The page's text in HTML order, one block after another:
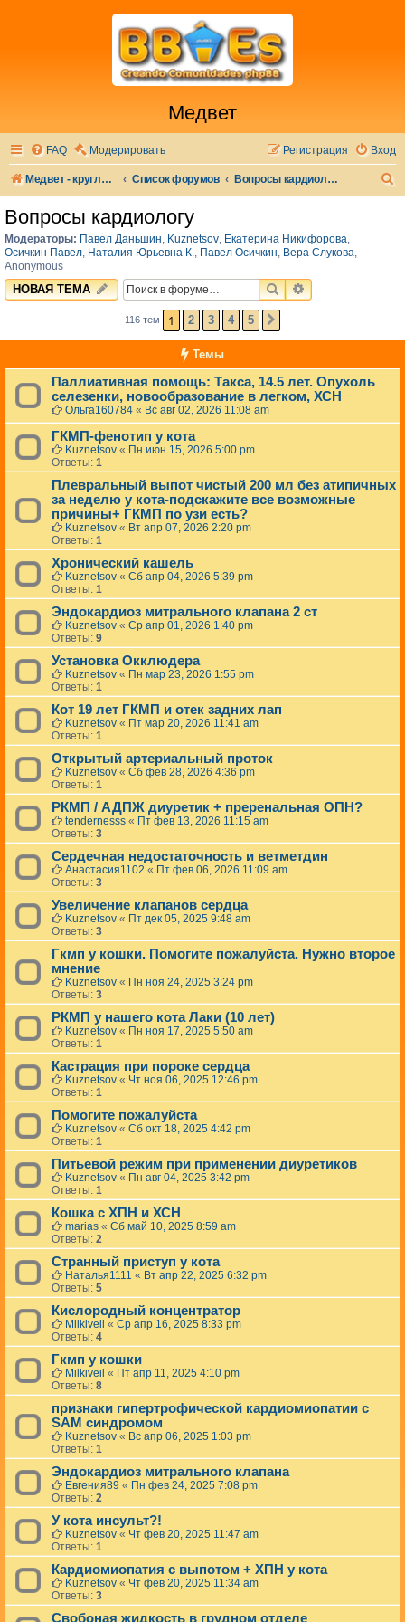
Медвет
FAQ Модерировать Вход
Регистрация
Медвет - круглосуточная ветеринарная клиника в Москве Список форумов Вопросы кардиологу
Вопросы кардиологу
Модераторы: Павел Даньшин, Kuznetsov, Екатерина Никифорова,
Осичкин Павел, Наталия Юрьевна К., Павел Осичкин, Вера Слукова,
Anonymous
НОВАЯ ТЕМА ПОИСКРАСШИРЕННЫЙ
116 тем 1 2 3 4 5
Темы
Паллиативная помощь: Такса, 14.5 лет. Опухоль
селезенки, новообразование в легком, ХСН
Ольга160784 « Вс авг 02, 2026 11:08 am
ГКМП-фенотип у кота
Kuznetsov « Пн июн 15, 2026 5:00 pm
Ответы: 1
Плевральный выпот чистый 200 мл без атипичных
за неделю у кота-подскажите все возможные
причины+ ГКМП по узи есть?
Kuznetsov « Вт апр 07, 2026 2:20 pm
Ответы: 1
Хронический кашель
Kuznetsov « Сб апр 04, 2026 5:39 pm
Ответы: 1
Эндокардиоз митрального клапана 2 ст
Kuznetsov « Ср апр 01, 2026 1:40 pm
Ответы: 9
Установка Окклюдера
Kuznetsov « Пн мар 23, 2026 1:55 pm
Ответы: 1
Кот 19 лет ГКМП и отек задних лап
Kuznetsov « Пт мар 20, 2026 11:41 am
Ответы: 1
Открытый артериальный проток
Kuznetsov « Сб фев 28, 2026 4:36 pm
Ответы: 1
РКМП / АДПЖ диуретик + преренальная ОПН?
tendernesss « Пт фев 13, 2026 11:15 am
Ответы: 3
Сердечная недостаточность и ветметдин
Анастасия1102 « Пт фев 06, 2026 11:09 am
Ответы: 3
Увеличение клапанов сердца
Kuznetsov « Пт дек 05, 2025 9:48 am
Ответы: 3
Гкмп у кошки. Помогите пожалуйста. Нужно второе
мнение
Kuznetsov « Пн ноя 24, 2025 3:24 pm
Ответы: 3
РКМП у нашего кота Лаки (10 лет)
Kuznetsov « Пн ноя 17, 2025 5:50 am
Ответы: 1
Кастрация при пороке сердца
Kuznetsov « Чт ноя 06, 2025 12:46 pm
Ответы: 1
Помогите пожалуйста
Kuznetsov « Сб окт 18, 2025 4:42 pm
Ответы: 1
Питьевой режим при применении диуретиков
Kuznetsov « Пн авг 04, 2025 3:42 pm
Ответы: 1
Кошка с ХПН и ХСН
marias « Сб май 10, 2025 8:59 am
Ответы: 2
Странный приступ у кота
Наталья1111 « Вт апр 22, 2025 6:32 pm
Ответы: 5
Кислородный концентратор
Milkiveil « Ср апр 16, 2025 8:33 pm
Ответы: 4
Гкмп у кошки
Milkiveil « Пт апр 11, 2025 4:10 pm
Ответы: 8
признаки гипертрофической кардиомиопатии с
SAM синдромом
Kuznetsov « Вс апр 06, 2025 1:03 pm
Ответы: 1
Эндокардиоз митрального клапана
Евгения89 « Пн фев 24, 2025 7:08 pm
Ответы: 2
У кота инсульт?!
Kuznetsov « Чт фев 20, 2025 11:47 am
Ответы: 1
Кардиомиопатия с выпотом + ХПН у кота
Kuznetsov « Чт фев 20, 2025 11:34 am
Ответы: 3
Свобоная жидкость в грудном отделе